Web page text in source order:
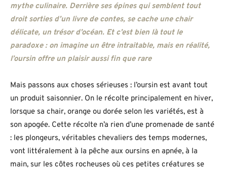
mythe culinaire. Derrière ses épines qui semblent tout
droit sorties d’un livre de contes, se cache une chair
délicate, un trésor d’océan. Et c’est bien là tout le
paradoxe : on imagine un être intraitable, mais en réalité,
l’oursin offre un plaisir aussi fin que rare
Mais passons aux choses sérieuses : l’oursin est avant tout
un produit saisonnier. On le récolte principalement en hiver,
lorsque sa chair, orange ou dorée selon les variétés, est à
son apogée. Cette récolte n’a rien d’une promenade de santé
: les plongeurs, véritables chevaliers des temps modernes,
vont littéralement à la pêche aux oursins en apnée, à la
main, sur les côtes rocheuses où ces petites créatures se